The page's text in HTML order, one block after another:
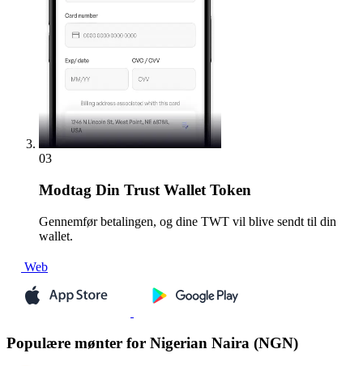
03
Modtag Din Trust Wallet Token
Gennemfør betalingen, og dine TWT vil blive sendt til din
wallet.
Web
Populære mønter for Nigerian Naira (NGN)